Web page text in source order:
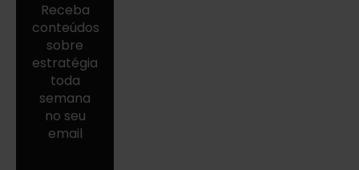
Receba
conteúdos
sobre
estratégia
toda
semana
no seu
email